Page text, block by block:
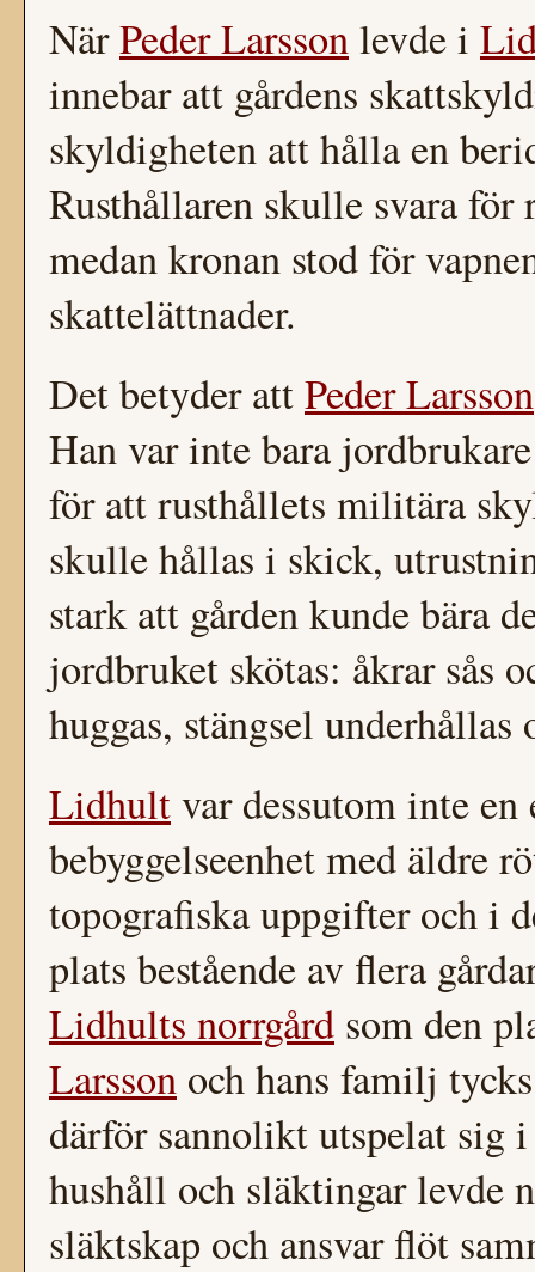
NärPeder Larssonlevde i
innebar att gårdens
skyldigheten att hålla en
Rusthållaren skulle svara
medan kronan stod för
skattelättnader.
Det betyder attPeder Larsson
Han var inte bara
för att rusthållets militära
skulle hållas i skick,
stark att gården kunde bära
jordbruket skötas: åkrar sås
huggas, stängsel
Lidhultvar dessutom inte en
bebyggelseenhet med äldre
topografiska uppgifter och i
plats bestående av flera
Lidhults norrgård som den
Larsson och hans familj
därför sannolikt utspelat sig
hushåll och släktingar levde
släktskap och ansvar flöt